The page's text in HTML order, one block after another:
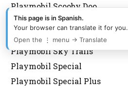
Playmobil Scooby Doo
Playmobil segunda mano
Playmobil Semana Santa
Playmobil Sky Trails
Playmobil Special
Playmobil Special Plus
This page is in Spanish.
Your browser can translate it for you.
Open the ⋮ menu → Translate